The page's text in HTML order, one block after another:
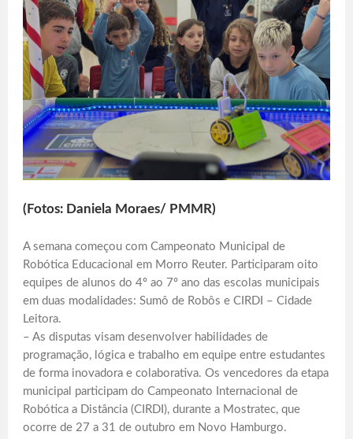
(Fotos: Daniela Moraes/ PMMR)
A semana começou com Campeonato Municipal de
Robótica Educacional em Morro Reuter. Participaram oito
equipes de alunos do 4º ao 7º ano das escolas municipais
em duas modalidades: Sumô de Robôs e CIRDI – Cidade
Leitora.
– As disputas visam desenvolver habilidades de
programação, lógica e trabalho em equipe entre estudantes
de forma inovadora e colaborativa. Os vencedores da etapa
municipal participam do Campeonato Internacional de
Robótica a Distância (CIRDI), durante a Mostratec, que
ocorre de 27 a 31 de outubro em Novo Hamburgo.